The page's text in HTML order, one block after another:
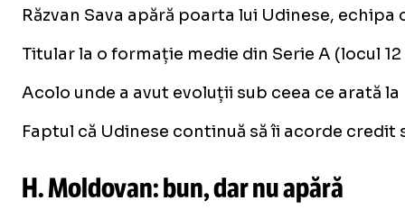
Răzvan Sava apără poarta lui Udinese,
Titular la o formație medie din Serie A (locul
Acolo unde a avut evoluții sub ceea ce arată
Faptul că Udinese continuă să îi acorde
H. Moldovan: bun, dar nu apără